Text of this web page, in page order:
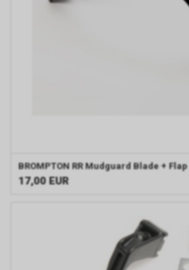
BROMPTON RR Mudguard Blade + Flap
17,00 EUR